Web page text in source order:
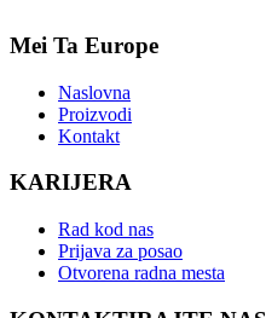
Mei Ta Europe
Naslovna
Proizvodi
Kontakt
KARIJERA
Rad kod nas
Prijava za posao
Otvorena radna mesta